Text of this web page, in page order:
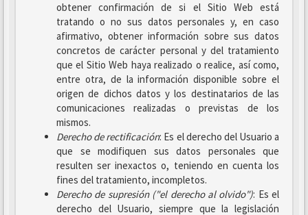
obtener confirmación de si el Sitio Web está
tratando o no sus datos personales y, en caso
afirmativo, obtener información sobre sus datos
concretos de carácter personal y del tratamiento
que el Sitio Web haya realizado o realice, así como,
entre otra, de la información disponible sobre el
origen de dichos datos y los destinatarios de las
comunicaciones realizadas o previstas de los
mismos.
Derecho de rectificación: Es el derecho del Usuario a
que se modifiquen sus datos personales que
resulten ser inexactos o, teniendo en cuenta los
fines del tratamiento, incompletos.
Derecho de supresión ("el derecho al olvido"): Es el
derecho del Usuario, siempre que la legislación